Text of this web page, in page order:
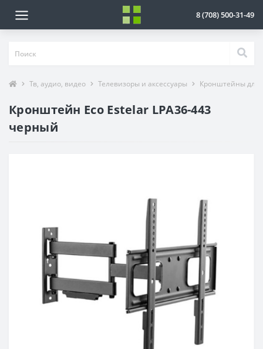
8 (708) 500-31-49
Тв, аудио, видео Телевизоры и аксессуары Кронштейны для
Кронштейн Eco Estelar LPA36-443
черный